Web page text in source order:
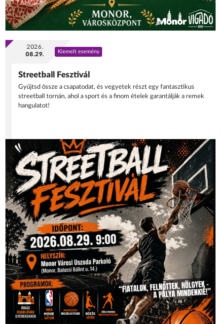
2026.
08.29.
Kiemelt esemény
Streetball Fesztivál
Gyűjtsd össze a csapatodat, és vegyetek részt egy fantasztikus
streetball tornán, ahol a sport és a finom ételek garantálják a remek
hangulatot!